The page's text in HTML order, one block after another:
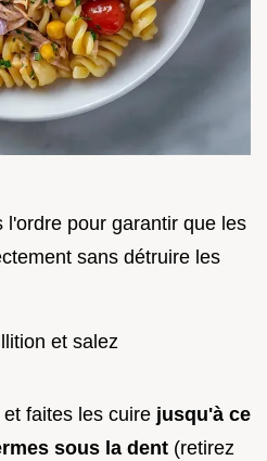
l'ordre pour garantir que les
sans détruire les
et salez
faites les cuire jusqu'à ce
sous la dent (retirez